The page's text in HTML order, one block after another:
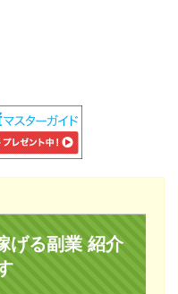
げる副業 紹介